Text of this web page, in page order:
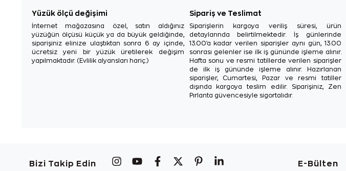
Yüzük ölçü değişimi
İnternet mağazasına özel, satın aldığınız
yüzüğün ölçüsü küçük ya da büyük geldiğinde,
siparişiniz elinize ulaştıktan sonra 6 ay içinde,
ücretsiz yeni bir yüzük üretilerek değişim
yapılmaktadır. (Evlilik alyansları hariç.)
Sipariş ve Teslimat
Siparişlerin kargoya veriliş süresi, ürün
detaylarında belirtilmektedir. İş günlerinde
13.00'a kadar verilen siparişler aynı gün, 13.00
sonrası gelenler ise ilk iş gününde işleme alınır.
Hafta sonu ve resmi tatillerde verilen siparişler
de ilk iş gününde işleme alınır. Hazırlanan
siparişler, Cumartesi, Pazar ve resmi tatiller
dışında kargoya teslim edilir. Siparişiniz, Zen
Pırlanta güvencesiyle sigortalıdır.
Bizi Takip Edin E-Bülten